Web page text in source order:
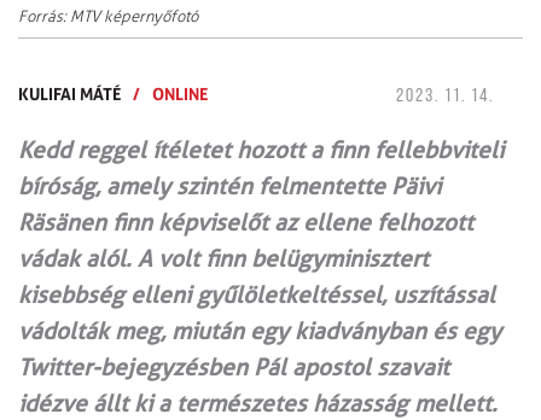
Forrás: MTV képernyőfotó
KULIFAI MÁTÉ / ONLINE 2023. 11. 14.
Kedd reggel ítéletet hozott a finn fellebbviteli
bíróság, amely szintén felmentette Päivi
Räsänen finn képviselőt az ellene felhozott
vádak alól. A volt finn belügyminisztert
kisebbség elleni gyűlöletkeltéssel, uszítással
vádolták meg, miután egy kiadványban és egy
Twitter-bejegyzésben Pál apostol szavait
idézve állt ki a természetes házasság mellett.